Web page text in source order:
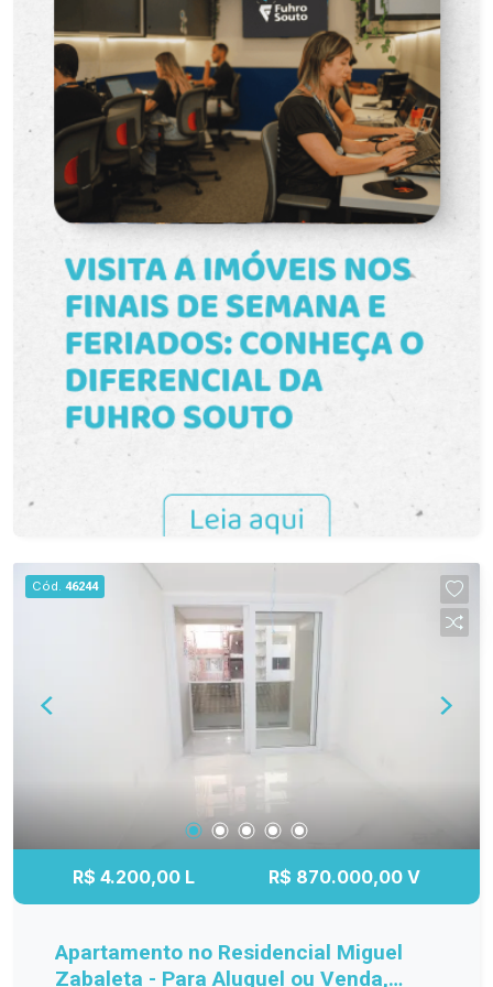
segurança e comodidade. Este apartamento é
perfeito para quem busca um lar confortável, bem
localizado e pronto para morar. Agende uma visita
e venha conferir!
Cód. 46244
R$ 4.200,00 L R$ 870.000,00 V
Apartamento no Residencial Miguel
Zabaleta - Para Aluguel ou Venda,